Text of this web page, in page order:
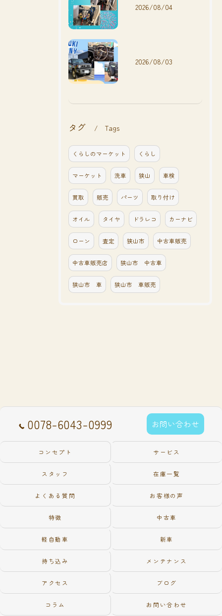
2026/08/04
2026/08/03
タグ Tags
くらしのマーケット くらし
マーケット 洗車 狭山 車検
買取 販売 パーツ 取り付け
オイル タイヤ ドラレコ カーナビ
ローン 査定 狭山市 中古車販売
中古車販売店 狭山市 中古車
狭山市 車 狭山市 車販売
0078-6043-0999 お問い合わせ
コンセプト サービス
スタッフ 在庫一覧
よくある質問 お客様の声
特徴 中古車
軽自動車 新車
持ち込み メンテナンス
アクセス ブログ
コラム お問い合わせ